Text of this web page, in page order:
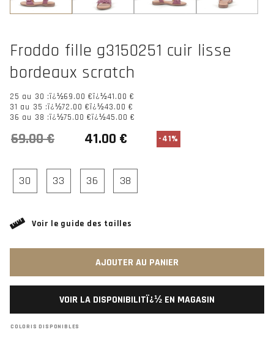
Froddo fille g3150251 cuir lisse
bordeaux scratch
25 au 30 :ï¿½69.00 €ï¿½41.00 €
31 au 35 :ï¿½72.00 €ï¿½43.00 €
36 au 38 :ï¿½75.00 €ï¿½45.00 €
-41%
30 33 36 38
Voir le guide des tailles
AJOUTER AU PANIER
VOIR LA DISPONIBILITÏ¿½ EN MAGASIN
COLORIS DISPONIBLES